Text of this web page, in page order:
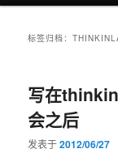
标签归档：
写在
会之后
发表于2012/06/27